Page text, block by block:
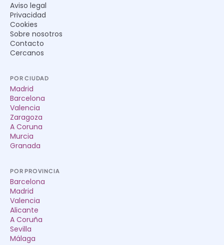
Aviso legal
Privacidad
Cookies
Sobre nosotros
Contacto
Cercanos
POR CIUDAD
Madrid
Barcelona
Valencia
Zaragoza
A Coruna
Murcia
Granada
POR PROVINCIA
Barcelona
Madrid
Valencia
Alicante
A Coruña
Sevilla
Málaga